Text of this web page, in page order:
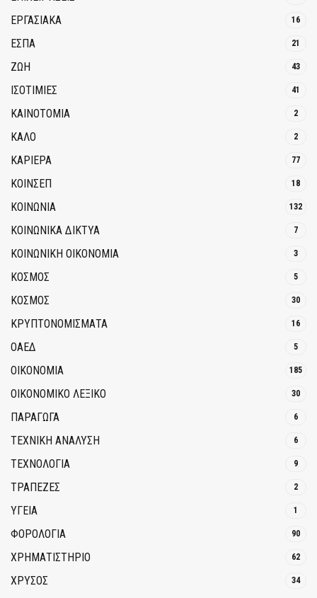
ΕΡΓΑΣΙΑΚΑ 16
ΕΣΠΑ 21
ΖΩΗ 43
ΙΣΟΤΙΜΙΕΣ 41
ΚΑΙΝΟΤΟΜΊΑ 2
ΚΑΛΟ 2
ΚΑΡΙΕΡΑ 77
ΚΟΙΝΣΕΠ 18
ΚΟΙΝΩΝΙΑ 132
ΚΟΙΝΩΝΙΚΆ ΔΊΚΤΥΑ 7
ΚΟΙΝΩΝΙΚΉ ΟΙΚΟΝΟΜΊΑ 3
ΚΟΣΜΟΣ 5
ΚΟΣΜΟΣ 30
ΚΡΥΠΤΟΝΟΜΊΣΜΑΤΑ 16
ΟΑΕΔ 5
ΟΙΚΟΝΟΜΙΑ 185
ΟΙΚΟΝΟΜΙΚΟ ΛΕΞΙΚΟ 30
ΠΑΡΑΓΩΓΑ 6
ΤΕΧΝΙΚΗ ΑΝΑΛΥΣΗ 6
ΤΕΧΝΟΛΟΓΙΑ 9
ΤΡΆΠΕΖΕΣ 2
ΥΓΕΙΑ 1
ΦΟΡΟΛΟΓΙΑ 90
ΧΡΗΜΑΤΙΣΤΗΡΙΟ 62
ΧΡΥΣΟΣ 34